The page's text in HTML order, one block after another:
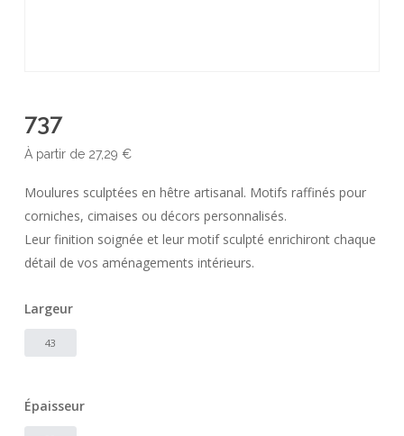
737
À partir de 27,29 €
Moulures sculptées en hêtre artisanal. Motifs raffinés pour
corniches, cimaises ou décors personnalisés.
Leur finition soignée et leur motif sculpté enrichiront chaque
détail de vos aménagements intérieurs.
Largeur
43
Épaisseur